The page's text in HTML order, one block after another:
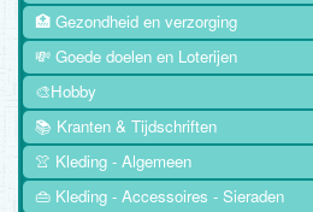
🏥 Gezondheid en verzorging
💸 Goede doelen en Loterijen
🎨Hobby
📚 Kranten & Tijdschriften
👚 Kleding - Algemeen
👜 Kleding - Accessoires - Sieraden